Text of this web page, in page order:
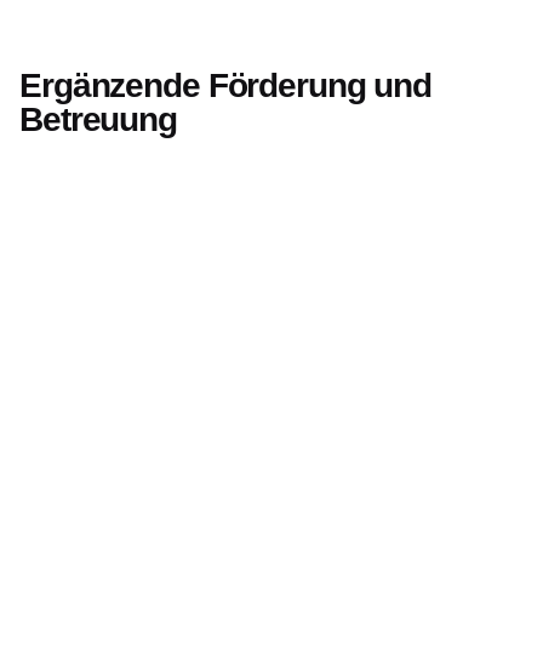
Ergänzende Förderung und
Betreuung